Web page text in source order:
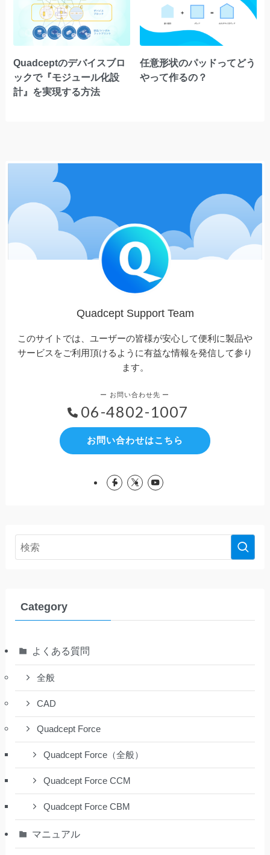
Quadceptのデバイスブロ
ックで『モジュール化設
計』を実現する方法
任意形状のパッドってどう
やって作るの？
Quadcept Support Team
このサイトでは、ユーザーの皆様が安心して便利に製品や
サービスをご利用頂けるように有益な情報を発信して参り
ます。
06-4802-1007
お問い合わせはこちら
Category
よくある質問
全般
CAD
Quadcept Force
Quadcept Force（全般）
Quadcept Force CCM
Quadcept Force CBM
マニュアル